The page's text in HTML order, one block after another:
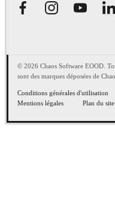
© 2026 Chaos Software EOOD.
sont des marques déposées de
Conditions générales d'utilisation
Mentions légales
Plan du site